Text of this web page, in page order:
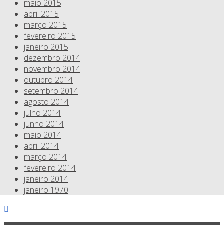
maio 2015
abril 2015
março 2015
fevereiro 2015
janeiro 2015
dezembro 2014
novembro 2014
outubro 2014
setembro 2014
agosto 2014
julho 2014
junho 2014
maio 2014
abril 2014
março 2014
fevereiro 2014
janeiro 2014
janeiro 1970